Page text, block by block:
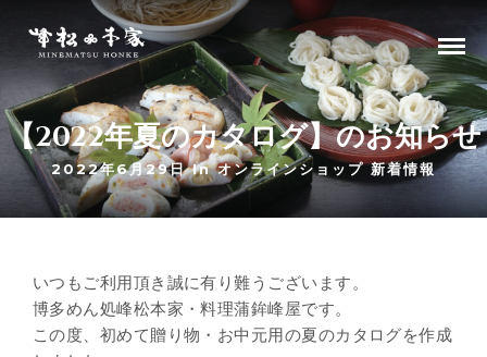
【2022年夏のカタログ】のお知らせ
2022年6月29日 Inオンラインショップ 新着情報
いつもご利用頂き誠に有り難うございます。
博多めん処峰松本家・料理蒲鉾峰屋です。
この度、初めて贈り物・お中元用の夏のカタログを作成